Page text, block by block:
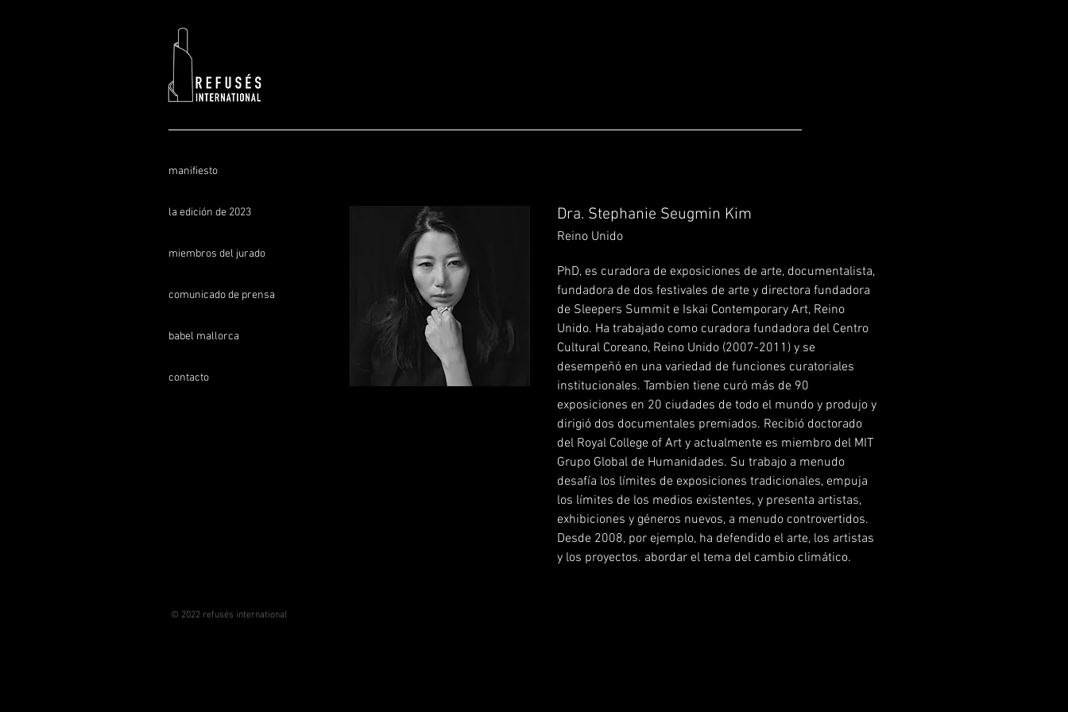
Dra. Stephanie Seugmin Kim
Reino Unido
PhD, es curadora de exposiciones de arte, documentalista,
fundadora de dos festivales de arte y directora fundadora
de Sleepers Summit e Iskai Contemporary Art, Reino
Unido. Ha trabajado como curadora fundadora del Centro
Cultural Coreano, Reino Unido (2007-2011) y se
desempeñó en una variedad de funciones curatoriales
institucionales. Tambien tiene curó más de 90
exposiciones en 20 ciudades de todo el mundo y produjo y
dirigió dos documentales premiados. Recibió doctorado
del Royal College of Art y actualmente es miembro del MIT
Grupo Global de Humanidades. Su trabajo a menudo
desafía los límites de exposiciones tradicionales, empuja
los límites de los medios existentes, y presenta artistas,
exhibiciones y géneros nuevos, a menudo controvertidos.
Desde 2008, por ejemplo, ha defendido el arte, los artistas
y los proyectos. abordar el tema del cambio climático.
manifiesto
la edición de 2023
miembros del jurado
comunicado de prensa
babel mallorca
contacto
© 2022 refusés international